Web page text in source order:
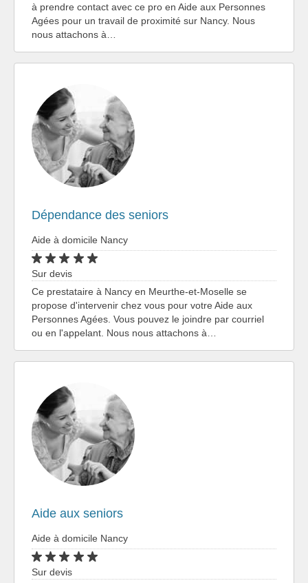
à prendre contact avec ce pro en Aide aux Personnes
Agées pour un travail de proximité sur Nancy. Nous
nous attachons à…
Dépendance des seniors
Aide à domicile Nancy
Sur devis
Ce prestataire à Nancy en Meurthe-et-Moselle se
propose d'intervenir chez vous pour votre Aide aux
Personnes Agées. Vous pouvez le joindre par courriel
ou en l'appelant. Nous nous attachons à…
Aide aux seniors
Aide à domicile Nancy
Sur devis